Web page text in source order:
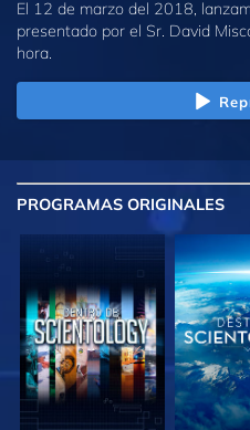
El 12 de marzo del 2018,
presentado por el Sr. David
hora.
PROGRAMAS ORIGINALES